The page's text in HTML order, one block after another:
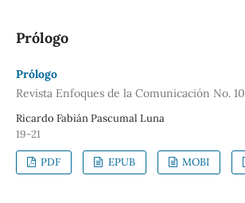
Prólogo
Prólogo
Revista Enfoques de la Comunicación No. 10
Ricardo Fabián Pascumal Luna
19-21
PDF EPUB MOBI